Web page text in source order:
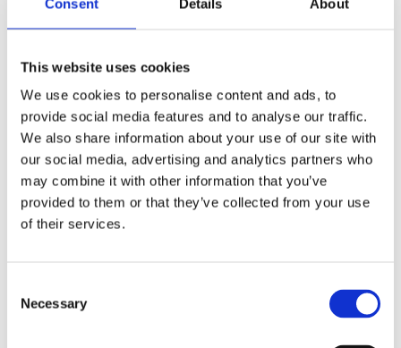
Consent Details About
This website uses cookies
We use cookies to personalise content and ads, to
provide social media features and to analyse our traffic.
We also share information about your use of our site with
our social media, advertising and analytics partners who
may combine it with other information that you’ve
provided to them or that they’ve collected from your use
of their services.
Selection
Necessary
Om sommaren blir dålig så vet jag inte hur det skall
gå? Nu har precis regeringen beslutat att förlänga
nitlott igen för Sissi då omsättningstappet skall
verksamheten.
Sissi är bara en av alla de tusentals enskilda firmor
och nystartade företag som faller mellan stolarna i
regeringens stödpolitik. Förlorarna är inte bara
dessa företagare utan hela samhället, då många
verksamheter inte kan bidra med service eller
tjänster som invånarna förväntar sig och därmed
Hemsida: